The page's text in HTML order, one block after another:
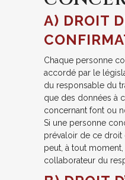
A) DROIT
Chaque personne
accordé par le
du responsable du
que des données à
concernant font ou
Si une personne
prévaloir de ce
peut, à tout
collaborateur du